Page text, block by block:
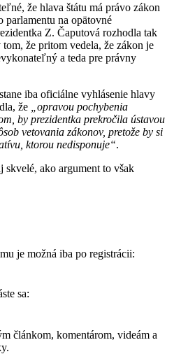
že hlava štátu má právo zákon
na opätovné
Z. Čaputová rozhodla tak
že pritom vedela, že zákon je
a teda pre právny
iba oficiálne vyhlásenie hlavy
že
„opravou pochybenia
by prezidentka prekročila ústavou
vetovania zákonov, pretože by si
ktorou nedisponuje“.
ako argument to však
je možná iba po registrácii:
sa:
článkom, komentárom, videám a